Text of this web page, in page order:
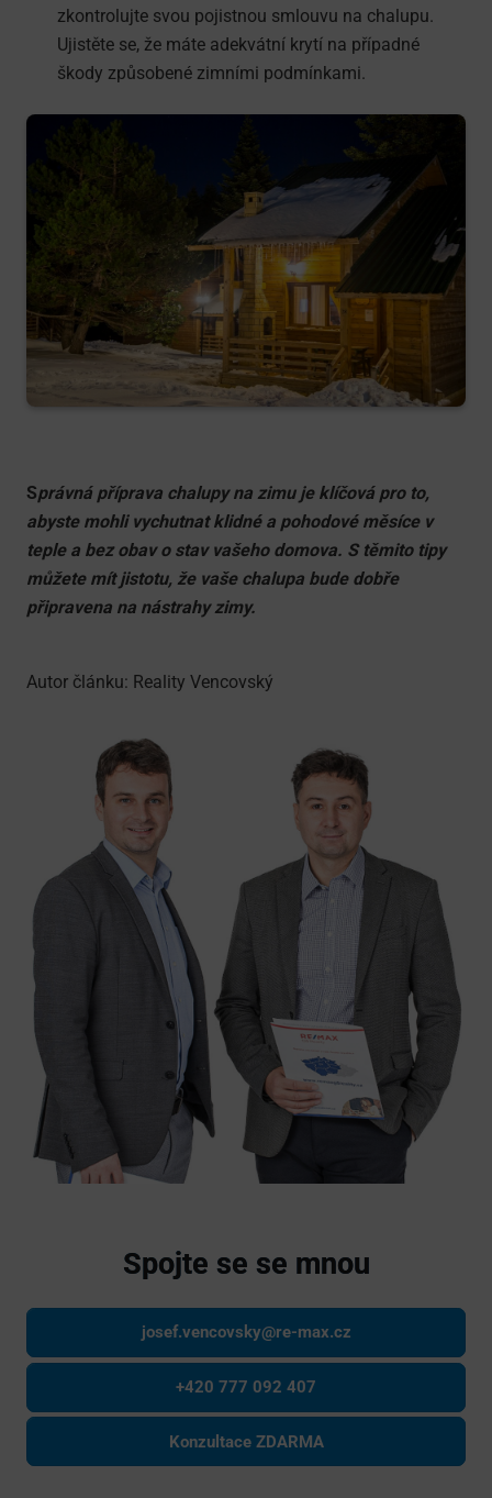
zkontrolujte svou pojistnou smlouvu na chalupu.
Ujistěte se, že máte adekvátní krytí na případné
škody způsobené zimními podmínkami.
Správná příprava chalupy na zimu je klíčová pro to,
abyste mohli vychutnat klidné a pohodové měsíce v
teple a bez obav o stav vašeho domova. S těmito tipy
můžete mít jistotu, že vaše chalupa bude dobře
připravena na nástrahy zimy.
Autor článku: Reality Vencovský
Spojte se se mnou
josef.vencovsky@re-max.cz
+420 777 092 407
Konzultace ZDARMA